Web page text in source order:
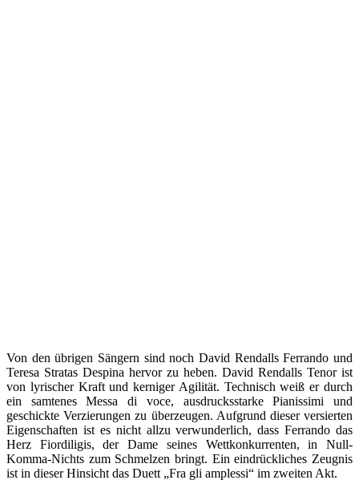
Von den übrigen Sängern sind noch David Rendalls Ferrando und
Teresa Stratas Despina hervor zu heben. David Rendalls Tenor ist
von lyrischer Kraft und kerniger Agilität. Technisch weiß er durch
ein samtenes Messa di voce, ausdrucksstarke Pianissimi und
geschickte Verzierungen zu überzeugen. Aufgrund dieser versierten
Eigenschaften ist es nicht allzu verwunderlich, dass Ferrando das
Herz Fiordiligis, der Dame seines Wettkonkurrenten, in Null-
Komma-Nichts zum Schmelzen bringt. Ein eindrückliches Zeugnis
ist in dieser Hinsicht das Duett „Fra gli amplessi“ im zweiten Akt.